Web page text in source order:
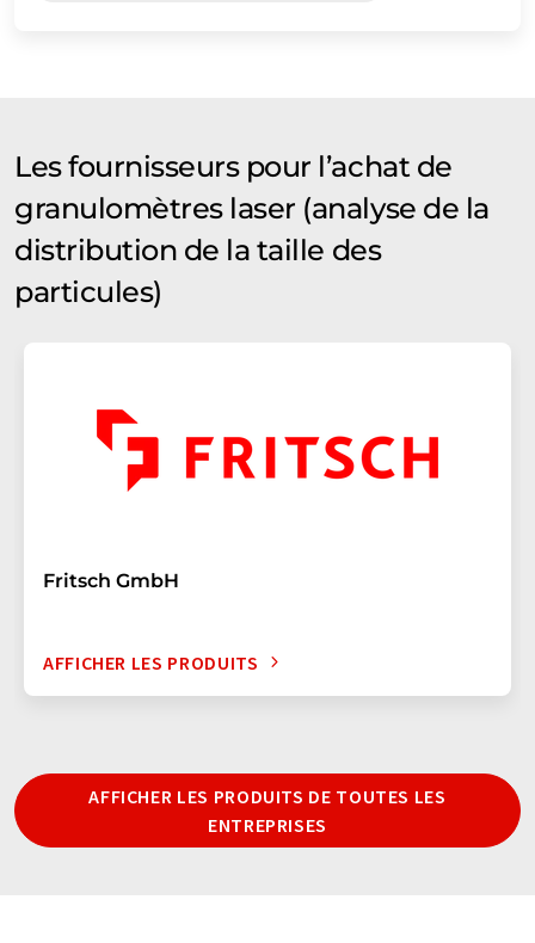
Les fournisseurs pour l’achat de
granulomètres laser (analyse de la
distribution de la taille des
particules)
Fritsch GmbH
AFFICHER LES PRODUITS
AFFICHER LES PRODUITS DE TOUTES LES
ENTREPRISES